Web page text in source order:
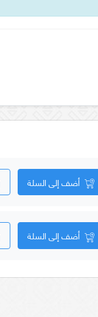
أضف إلى السلة
أضف إلى السلة